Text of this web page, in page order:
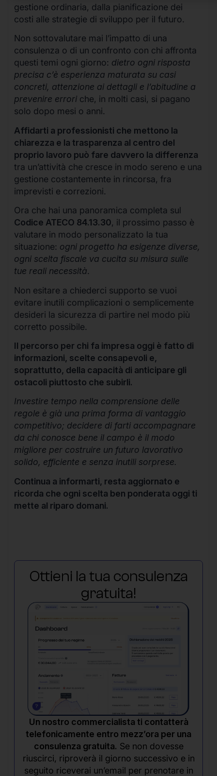
gestione ordinaria, dalla pianificazione dei
costi alle strategie di sviluppo per il futuro.
Non sottovalutare mai l’impatto di una
consulenza o di un confronto con chi affronta
questi temi ogni giorno: dietro ogni risposta
precisa c’è esperienza maturata su casi
concreti, attenzione ai dettagli e l’abitudine a
prevenire errori che, in molti casi, si pagano
solo dopo mesi o anni.
Affidarti a professionisti che mettono la
chiarezza e la trasparenza al centro del
proprio lavoro può fare davvero la differenza
tra un’attività che cresce in modo sereno e una
gestione costantemente in rincorsa, fra
imprevisti e correzioni.
Ora che hai una panoramica completa sul
Codice ATECO 84.13.30, il prossimo passo è
valutare in modo personalizzato la tua
situazione: ogni progetto ha esigenze diverse,
ogni scelta fiscale va cucita su misura sulle
tue reali necessità.
Non esitare a chiederci supporto se vuoi
evitare inutili complicazioni o semplicemente
desideri la sicurezza di partire nel modo più
corretto possibile.
Il percorso per chi fa impresa oggi è fatto di
informazioni, scelte consapevoli e,
soprattutto, della capacità di anticipare gli
ostacoli piuttosto che subirli.
Investire tempo nella comprensione delle
regole è già una prima forma di vantaggio
competitivo; decidere di farti accompagnare
da chi conosce bene il campo è il modo
migliore per costruire un futuro lavorativo
solido, efficiente e senza inutili sorprese.
Continua a informarti, resta aggiornato e
ricorda che ogni scelta ben ponderata oggi ti
mette al riparo domani.
Ottieni la tua consulenza
gratuita!
Un nostro commercialista ti contatterà
telefonicamente entro mezz’ora per una
consulenza gratuita. Se non dovesse
riuscirci, riproverà il giorno successivo e in
seguito riceverai un’email per prenotare in